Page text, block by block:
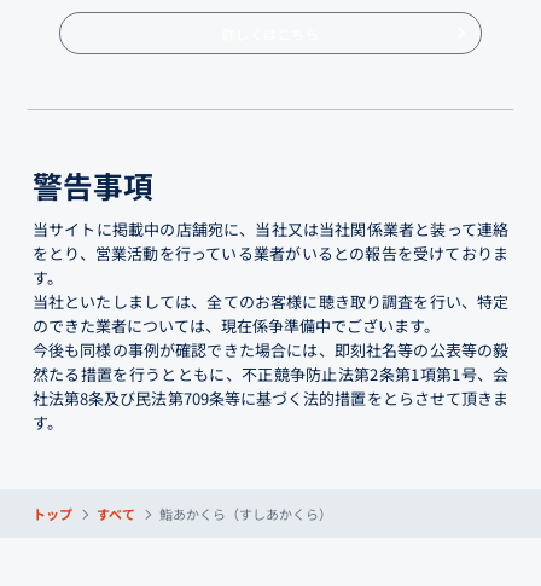
警告事項
当サイトに掲載中の店舗宛に、当社又は当社関係業者と装って連絡
をとり、営業活動を行っている業者がいるとの報告を受けておりま
す。
当社といたしましては、全てのお客様に聴き取り調査を行い、特定
のできた業者については、現在係争準備中でございます。
今後も同様の事例が確認できた場合には、即刻社名等の公表等の毅
然たる措置を行うとともに、不正競争防止法第2条第1項第1号、会
社法第8条及び民法第709条等に基づく法的措置をとらさせて頂きま
す。
トップ すべて 鮨あかくら（すしあかくら）